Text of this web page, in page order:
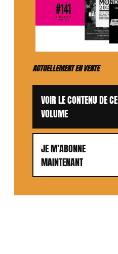
ACTUELLEMENT EN VENTE
VOIR LE CONTENU DE CE
VOLUME
JE M'ABONNE
MAINTENANT